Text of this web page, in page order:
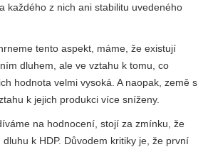
každého z nich ani stabilitu uvedeného
tento aspekt, máme, že existují
dluhem, ale ve vztahu k tomu, co
hodnota velmi vysoká. A naopak, země s
k jejich produkci více sníženy.
na hodnocení, stojí za zmínku, že
k HDP. Důvodem kritiky je, že první